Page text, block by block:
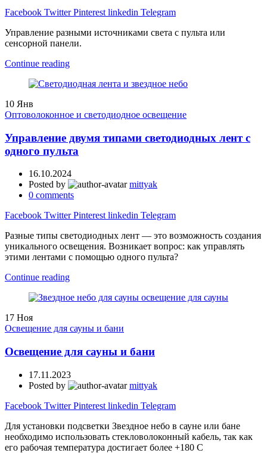
Facebook Twitter Pinterest linkedin Telegram
Управление разными источниками света с пульта или
сенсорной панели.
Continue reading
10 Янв
Оптоволоконное и светодиодное освещение
Управление двумя типами светодиодных лент с
одного пульта
16.10.2024
Posted by
mittyak
0 comments
Facebook Twitter Pinterest linkedin Telegram
Разные типы светодиодных лент — это возможность создания
уникального освещения. Возникает вопрос: как управлять
этими лентами с помощью одного пульта?
Continue reading
17 Ноя
Освещение для сауны и бани
Освещение для сауны и бани
17.11.2023
Posted by
mittyak
Facebook Twitter Pinterest linkedin Telegram
Для установки подсветки Звездное небо в сауне или бане
необходимо использовать стекловолоконный кабель, так как
его рабочая температура достигает более +180 С